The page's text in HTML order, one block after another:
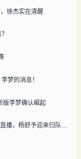
徐杰实在清醒
梦的消息！
版李梦确认崛起
中国女篮vs尼日利亚赛程敲定！8月7日CCTV5全程直播，杨舒予迎来归队首战